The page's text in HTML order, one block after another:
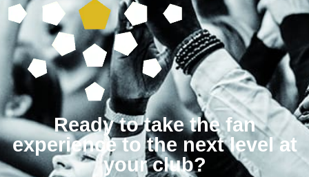
Ready to take the fan
experience to the next level at
your club?